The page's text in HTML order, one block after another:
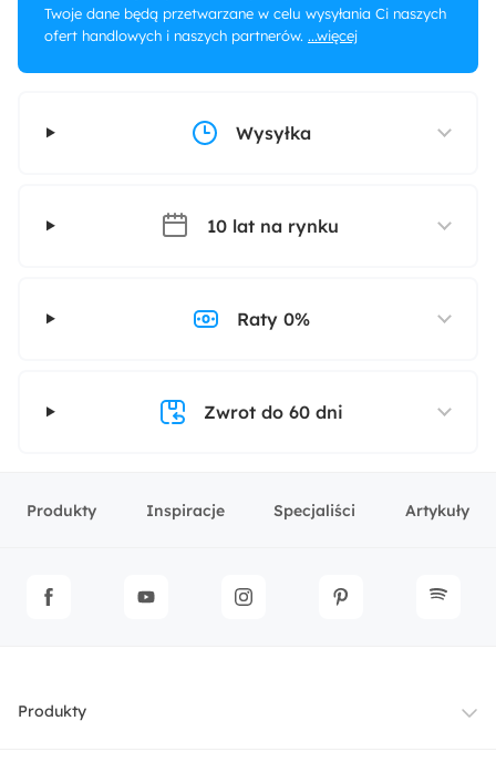
Twoje dane będą przetwarzane w celu wysyłania Ci naszych
ofert handlowych i naszych partnerów. ...więcej
Wysyłka
10 lat na rynku
Raty 0%
Zwrot do 60 dni
Produkty Inspiracje Specjaliści Artykuły
Produkty